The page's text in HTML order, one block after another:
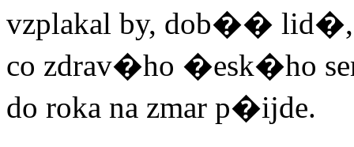
vzplakal by, dob�� lid�,
co zdrav�ho �esk�ho
do roka na zmar p�ijde.